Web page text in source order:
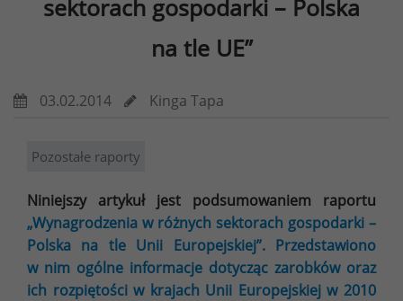
sektorach gospodarki – Polska
na tle UE”
03.02.2014 Kinga Tapa
Pozostałe raporty
Niniejszy artykuł jest podsumowaniem raportu
„Wynagrodzenia w różnych sektorach gospodarki –
Polska na tle Unii Europejskiej”. Przedstawiono
w nim ogólne informacje dotycząc zarobków oraz
ich rozpiętości w krajach Unii Europejskiej w 2010